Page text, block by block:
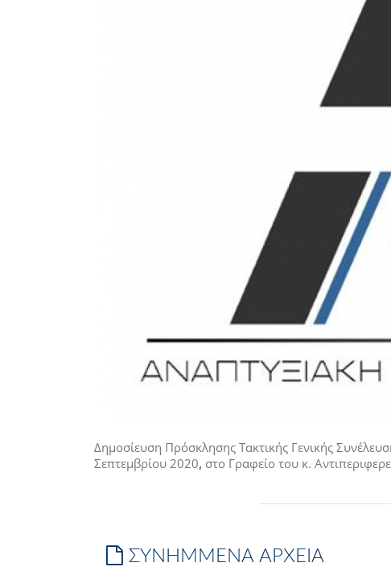
Δημοσίευση Πρόσκλησης Τακτικής Γενικής
Σεπτεμβρίου 2020, στο Γραφείο του κ.
ΣΥΝΗΜΜΕΝΑ ΑΡΧΕΙΑ